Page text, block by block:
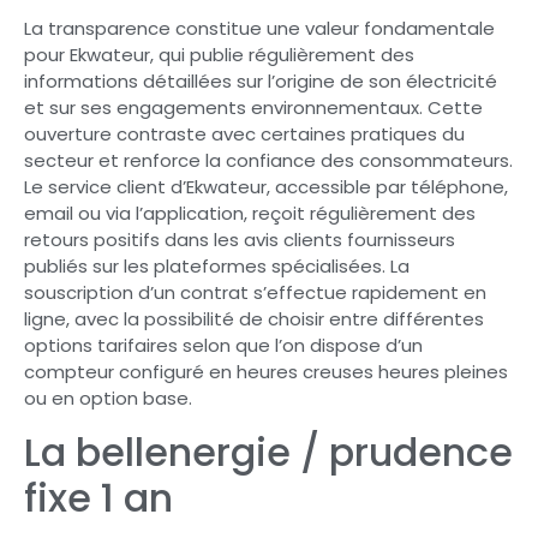
La transparence constitue une valeur fondamentale
pour Ekwateur, qui publie régulièrement des
informations détaillées sur l’origine de son électricité
et sur ses engagements environnementaux. Cette
ouverture contraste avec certaines pratiques du
secteur et renforce la confiance des consommateurs.
Le service client d’Ekwateur, accessible par téléphone,
email ou via l’application, reçoit régulièrement des
retours positifs dans les avis clients fournisseurs
publiés sur les plateformes spécialisées. La
souscription d’un contrat s’effectue rapidement en
ligne, avec la possibilité de choisir entre différentes
options tarifaires selon que l’on dispose d’un
compteur configuré en heures creuses heures pleines
ou en option base.
La bellenergie / prudence
fixe 1 an